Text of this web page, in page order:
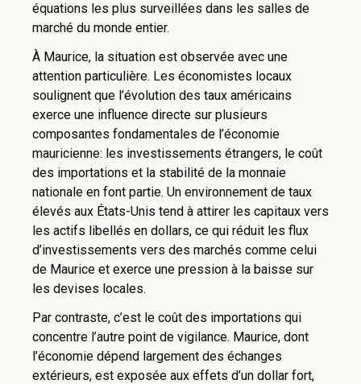
équations les plus surveillées dans les salles de
marché du monde entier.
À Maurice, la situation est observée avec une
attention particulière. Les économistes locaux
soulignent que l’évolution des taux américains
exerce une influence directe sur plusieurs
composantes fondamentales de l’économie
mauricienne: les investissements étrangers, le coût
des importations et la stabilité de la monnaie
nationale en font partie. Un environnement de taux
élevés aux États-Unis tend à attirer les capitaux vers
les actifs libellés en dollars, ce qui réduit les flux
d’investissements vers des marchés comme celui
de Maurice et exerce une pression à la baisse sur
les devises locales.
Par contraste, c’est le coût des importations qui
concentre l’autre point de vigilance. Maurice, dont
l’économie dépend largement des échanges
extérieurs, est exposée aux effets d’un dollar fort,